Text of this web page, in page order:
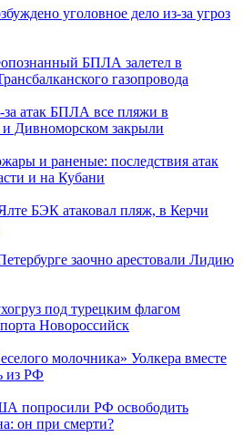
уголовное дело из-за угроз
БПЛА залетел в
газопровода
за атак БПЛА все пляжи в
Дивноморском закрыли
и раненые: последствия атак
и на Кубани
БЭК атаковал пляж, в Керчи
заочно арестовали Лидию
под турецким флагом
Новороссийск
молочника» Уолкера вместе
из РФ
попросили РФ освободить
он при смерти?